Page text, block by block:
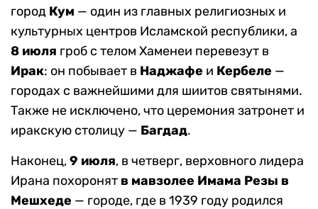
город Кум — один из главных религиозных и
культурных центров Исламской республики, а
8 июля гроб с телом Хаменеи перевезут в
Ирак: он побывает в Наджафе и Кербеле —
городах с важнейшими для шиитов святынями.
Также не исключено, что церемония затронет и
иракскую столицу — Багдад.
Наконец,9 июля, в четверг, верховного лидера
Ирана похоронят в мавзолее Имама Резы в
Мешхеде — городе, где в 1939 году родился